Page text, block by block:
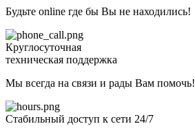
Будьте online где бы Вы не находились!
Круглосуточная
техническая поддержка
Мы всегда на связи и рады Вам помочь!
Стабильный доступ к сети 24/7